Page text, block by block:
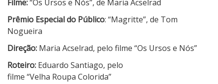
Filme:“Os Ursos e Nós”, de Maria Acselrad
Prêmio Especial do Público: “Magritte”, de Tom
Nogueira
Direção: Maria Acselrad, pelo filme “Os Ursos e Nós”
Roteiro: Eduardo Santiago, pelo
filme “Velha Roupa Colorida”